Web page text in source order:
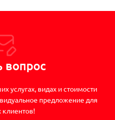
вопрос
услугах, видах и стоимости
предложение для
клиентов!